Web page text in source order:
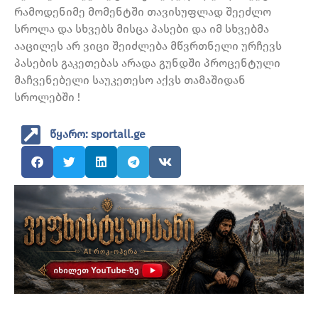
რამოდენიმე მომენტში თავისუფლად შეეძლო
სროლა და სხვებს მისცა პასები და იმ სხვებმა
ააცილეს არ ვიცი შეიძლება მწვრთნელი ურჩევს
პასების გაკეთებას არადა გუნდში პროცენტული
მაჩვენებელი საუკეთესო აქვს თამაშიდან
სროლებში !
წყარო: sportall.ge